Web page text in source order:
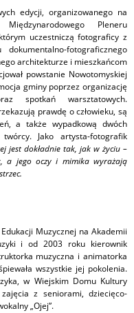
edycji, organizowanego na
Pleneru
uczestniczą fotograficy z
fotograficznego
architekturze i mieszkańcom
powstanie Nowotomyskiej
gminy poprzez organizację
spotkań warsztatowych.
prawdę o człowieku, są
a także wypadkową dwóch
Jako artysta-fotografik
jest dokładnie tak, jak w życiu –
a jego oczy i mimika wyrażają
Muzycznej na Akademii
i od 2003 roku kierownik
muzyczna i animatorka
wszystkie jej pokolenia.
w Wiejskim Domu Kultury
z seniorami, dziecięco-
„Ojej”.